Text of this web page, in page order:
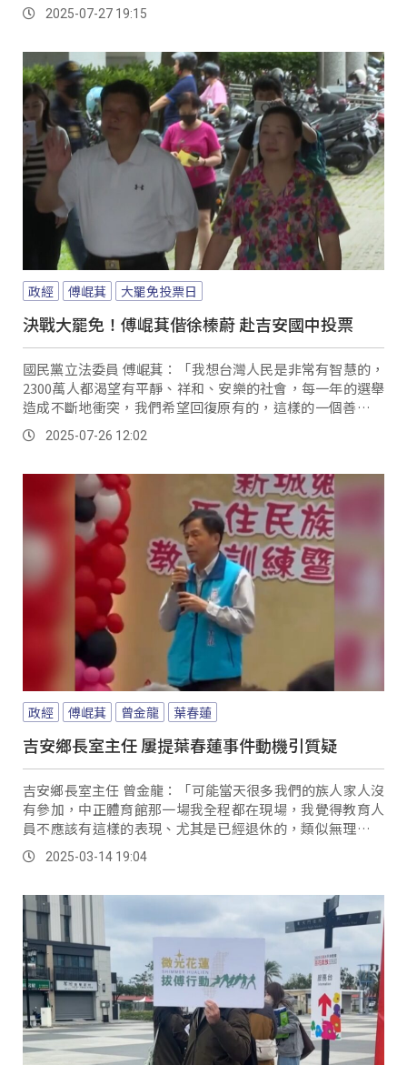
2025-07-27 19:15
政經 傅崐萁 大罷免投票日
決戰大罷免！傅崐萁偕徐榛蔚 赴吉安國中投票
國民黨立法委員 傅崐萁：「我想台灣人民是非常有智慧的，
2300萬人都渴望有平靜、祥和、安樂的社會，每一年的選舉
造成不斷地衝突，我們希望回復原有的，這樣的一個善良的
社會，這是大家一致共同的期待，我們也祝...。
2025-07-26 12:02
政經 傅崐萁 曾金龍 葉春蓮
吉安鄉長室主任 屢提葉春蓮事件動機引質疑
吉安鄉長室主任 曾金龍：「可能當天很多我們的族人家人沒
有參加，中正體育館那一場我全程都在現場，我覺得教育人
員不應該有這樣的表現、尤其是已經退休的，類似無理取鬧
的這樣的行動。
2025-03-14 19:04